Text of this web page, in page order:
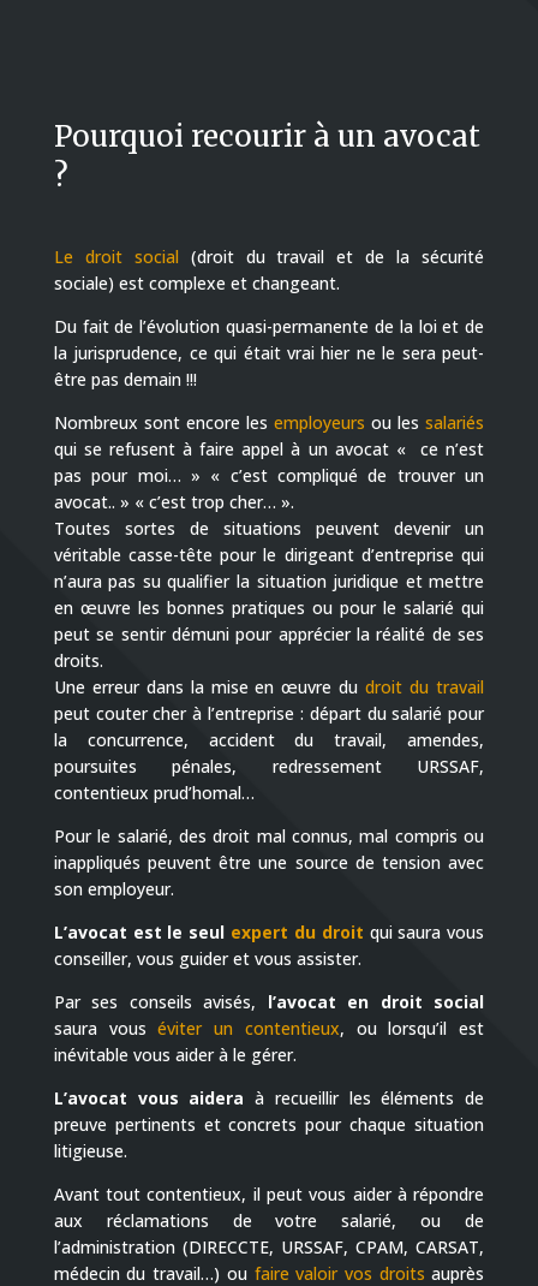
Pourquoi recourir à un avocat
?
Le droit social (droit du travail et de la sécurité
sociale) est complexe et changeant.
Du fait de l’évolution quasi-permanente de la loi et de
la jurisprudence, ce qui était vrai hier ne le sera peut-
être pas demain !!!
Nombreux sont encore lesemployeurs ou lessalariés
qui se refusent à faire appel à un avocat « ce n’est
pas pour moi… » « c’est compliqué de trouver un
avocat.. » « c’est trop cher… ».
Toutes sortes de situations peuvent devenir un
véritable casse-tête pour le dirigeant d’entreprise qui
n’aura pas su qualifier la situation juridique et mettre
en œuvre les bonnes pratiques ou pour le salarié qui
peut se sentir démuni pour apprécier la réalité de ses
droits.
Une erreur dans la mise en œuvre dudroit du travail
peut couter cher à l’entreprise : départ du salarié pour
la concurrence, accident du travail, amendes,
poursuites pénales, redressement URSSAF,
contentieux prud’homal…
Pour le salarié, des droit mal connus, mal compris ou
inappliqués peuvent être une source de tension avec
son employeur.
L’avocat est le seul expert du droit qui saura vous
conseiller, vous guider et vous assister.
Par ses conseils avisés, l’avocat en droit social
saura vouséviter un contentieux, ou lorsqu’il est
inévitable vous aider à le gérer.
L’avocat vous aidera à recueillir les éléments de
preuve pertinents et concrets pour chaque situation
litigieuse.
Avant tout contentieux, il peut vous aider à répondre
aux réclamations de votre salarié, ou de
l’administration (DIRECCTE, URSSAF, CPAM, CARSAT,
médecin du travail…) ou faire valoir vos droits auprès